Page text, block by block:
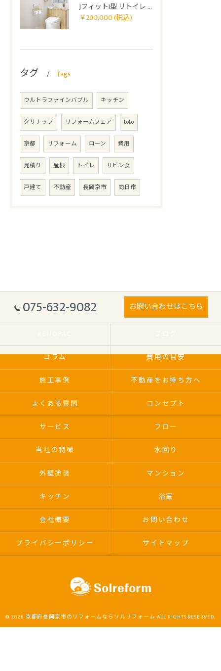
込)">
JフィットI型 リトイレ 0407
￥290,000 (税込)
タグ Tags
ウルトラファインバブル キッチン
クリナップ リフォームフェア toto
京都 リフォーム ローン 費用
見積り 屋根 トイレ リビング
戸建て 不動産 長岡京市 向日市
075-632-9082 お問い合わせはこちら
コラム 費用の目安
施工事例 不動産をお持ち方へ
よくある質問 コンセプト
サービス フロー
当社の特徴 水回り
外壁塗装 マンション
キッチン 浴室
会社概要 お問い合わせ
プライバシーポリシー サイトマップ
© 2026 京都府長岡京市のリフォームならソルリフォーム ALL RIGHTS RESERVED.